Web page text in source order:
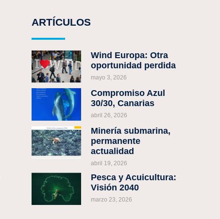
ARTÍCULOS
Wind Europa: Otra
oportunidad perdida
mayo 3, 2026
Compromiso Azul
30/30, Canarias
abril 26, 2026
Minería submarina,
permanente
actualidad
abril 19, 2026
Pesca y Acuicultura:
Visión 2040
marzo 23, 2026